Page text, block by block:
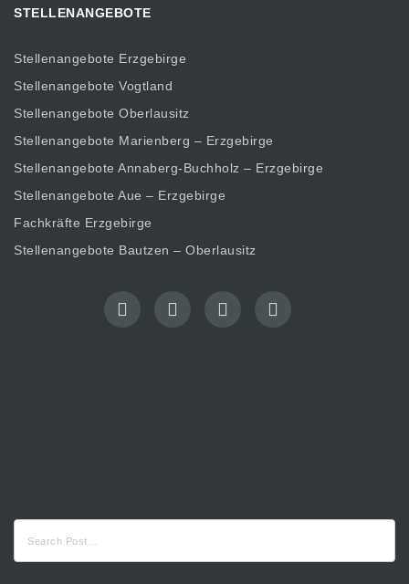
STELLENANGEBOTE
Stellenangebote Erzgebirge
Stellenangebote Vogtland
Stellenangebote Oberlausitz
Stellenangebote Marienberg – Erzgebirge
Stellenangebote Annaberg-Buchholz – Erzgebirge
Stellenangebote Aue – Erzgebirge
Fachkräfte Erzgebirge
Stellenangebote Bautzen – Oberlausitz
nach: